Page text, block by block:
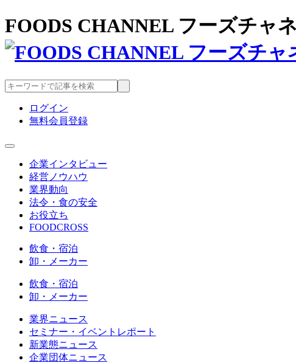
FOODS CHANNEL フーズチャ
ログイン
無料会員登録
企業インタビュー
経営ノウハウ
業界動向
法令・食の安全
お役立ち
FOODCROSS
飲食・宿泊
卸・メーカー
飲食・宿泊
卸・メーカー
業界ニュース
セミナー・イベントレポート
新業態ニュース
企業団体ニュース